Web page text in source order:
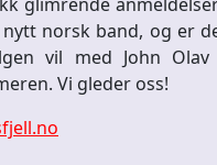
norsk band, og er
vil med John
Vi gleder oss!